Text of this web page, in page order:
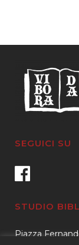
SEGUICI SU
STUDIO
Piazza